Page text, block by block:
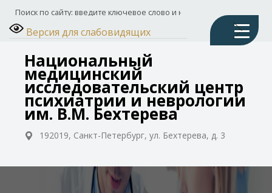
Версия для слабовидящих
Национальный
медицинский
исследовательский центр
психиатрии и неврологии
им. В.М. Бехтерева
192019, Санкт-Петербург, ул. Бехтерева, д. 3